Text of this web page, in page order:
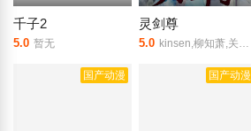
千子2
5.0 暂无
灵剑尊
5.0 kinsen,柳知萧,关帅,冷泉夜月,季骜杰,张妮,钟巍
国产动漫 国产动漫